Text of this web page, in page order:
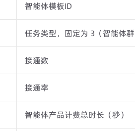
智能体模板ID
任务类型，固定为 3（智能体群
接通数
接通率
智能体产品计费总时长（秒）